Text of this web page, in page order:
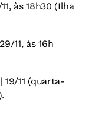
às 18h30 (Ilha
11, às 16h
19/11 (quarta-